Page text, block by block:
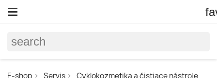
search
E-shop Servis Cyklokozmetika a čistiace nástroje